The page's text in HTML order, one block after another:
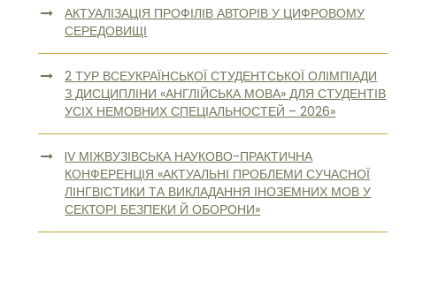
АКТУАЛІЗАЦІЯ ПРОФІЛІВ АВТОРІВ У ЦИФРОВОМУ
СЕРЕДОВИЩІ
2 ТУР ВСЕУКРАЇНСЬКОЇ СТУДЕНТСЬКОЇ ОЛІМПІАДИ
З ДИСЦИПЛІНИ «АНГЛІЙСЬКА МОВА» ДЛЯ СТУДЕНТІВ
УСІХ НЕМОВНИХ СПЕЦІАЛЬНОСТЕЙ – 2026»
IV МІЖВУЗІВСЬКА НАУКОВО-ПРАКТИЧНА
КОНФЕРЕНЦІЯ «АКТУАЛЬНІ ПРОБЛЕМИ СУЧАСНОЇ
ЛІНГВІСТИКИ ТА ВИКЛАДАННЯ ІНОЗЕМНИХ МОВ У
СЕКТОРІ БЕЗПЕКИ Й ОБОРОНИ»